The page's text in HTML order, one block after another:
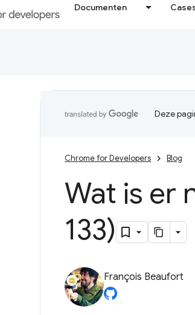
Documenten
Deze
Chrome for Developers Blog
Wat is er
133)
François Beaufort